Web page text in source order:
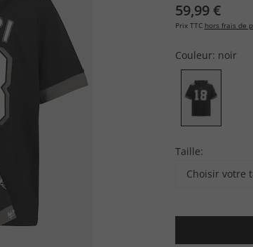
59,99 €
Prix TTC hors frais de
Couleur: noir
Taille:
Choisir votre